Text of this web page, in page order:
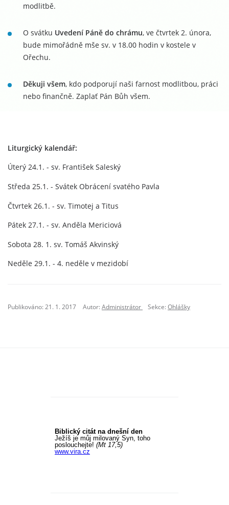
modlitbě.
O svátku Uvedení Páně do chrámu, ve čtvrtek 2. února,
bude mimořádně mše sv. v 18.00 hodin v kostele v
Ořechu.
Děkuji všem, kdo podporují naši farnost modlitbou, práci
nebo finančně. Zaplať Pán Bůh všem.
Liturgický kalendář:
Úterý 24.1. - sv. František Saleský
Středa 25.1. - Svátek Obrácení svatého Pavla
Čtvrtek 26.1. - sv. Timotej a Titus
Pátek 27.1. - sv. Anděla Mericiová
Sobota 28. 1. sv. Tomáš Akvinský
Neděle 29.1. - 4. neděle v mezidobí
Publikováno: 21. 1. 2017 Autor:Administrátor Sekce:Ohlášky